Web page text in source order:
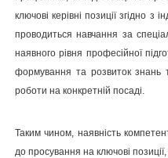
ключові керівні позиції згідно з
проводиться навчання за
наявного рівня професійної
формування та розвиток знань
роботи на конкретній посаді.
Таким чином, наявність
до просування на ключові